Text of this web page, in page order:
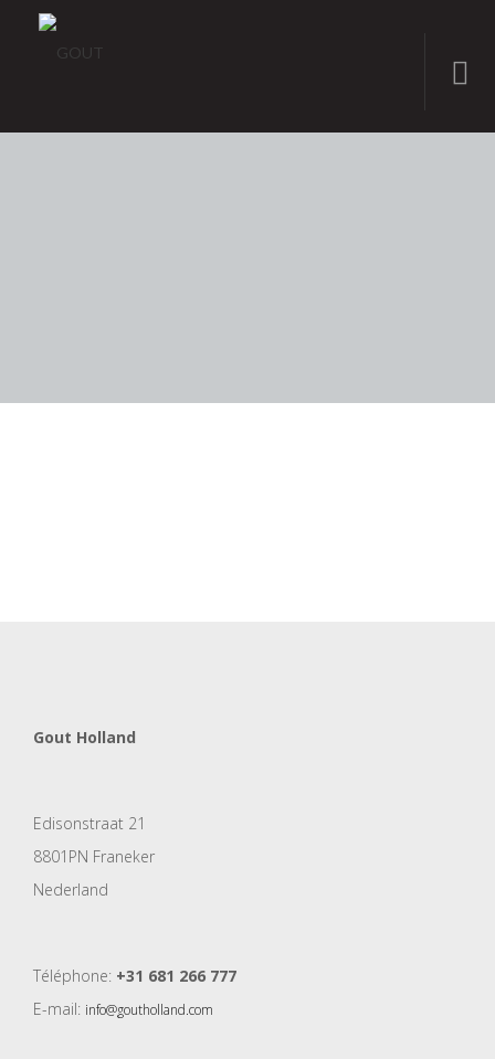
Gout Holland
Edisonstraat 21
8801PN Franeker
Nederland
Téléphone: +31 681 266 777
E-mail: info@goutholland.com